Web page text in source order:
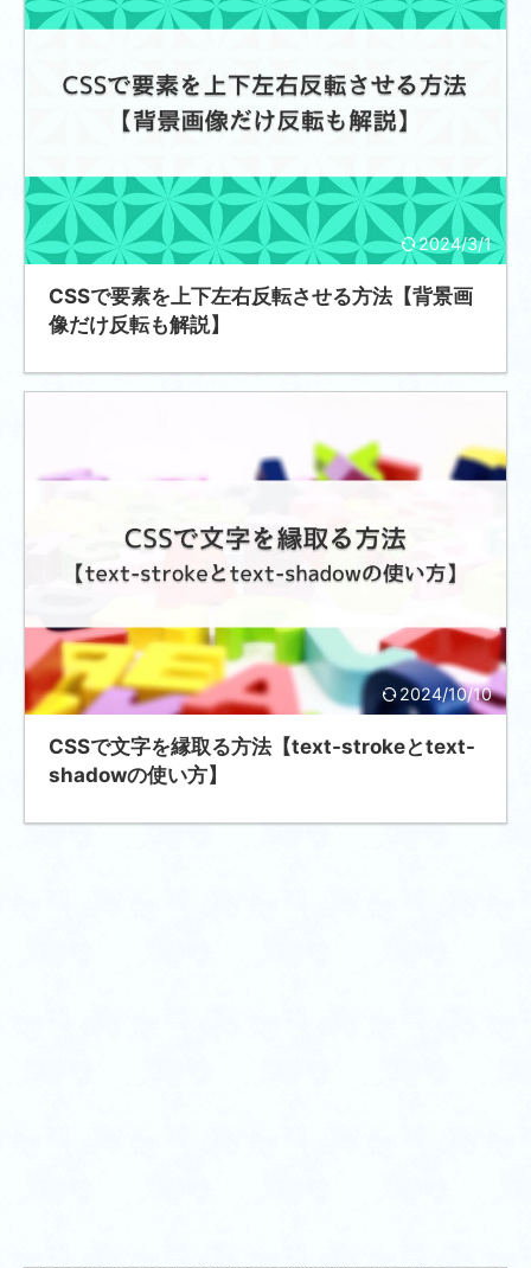
2024/3/1
CSSで要素を上下左右反転させる方法【背景画
像だけ反転も解説】
2024/10/10
CSSで文字を縁取る方法【text-strokeとtext-
shadowの使い方】